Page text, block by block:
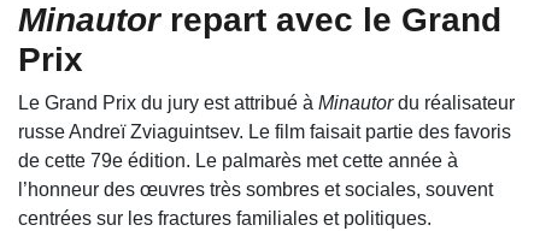
Minautorrepart avec le Grand
Prix
Le Grand Prix du jury est attribué à Minautordu réalisateur
russe Andreï Zviaguintsev. Le film faisait partie des favoris
de cette 79e édition. Le palmarès met cette année à
l’honneur des œuvres très sombres et sociales, souvent
centrées sur les fractures familiales et politiques.